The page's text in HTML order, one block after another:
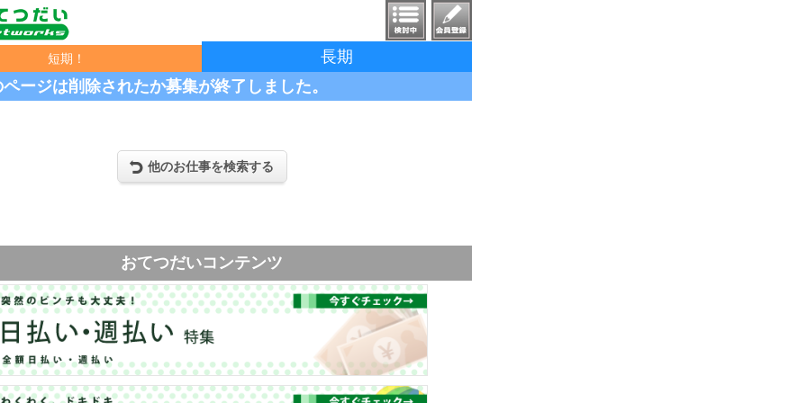
短期！
長期
ージは削除されたか募集が終了しました。
他のお仕事を検索する
おてつだいコンテンツ